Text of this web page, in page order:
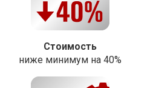
Стоимость
ниже минимум на 40%